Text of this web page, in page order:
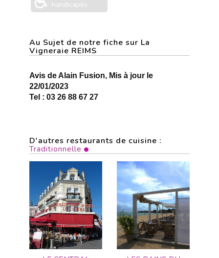
handicapés
Au Sujet de notre fiche sur La
Vigneraie REIMS
Avis de Alain Fusion, Mis à jour le
22/01/2023
Tel : 03 26 88 67 27
D'autres restaurants de cuisine :
Traditionnelle